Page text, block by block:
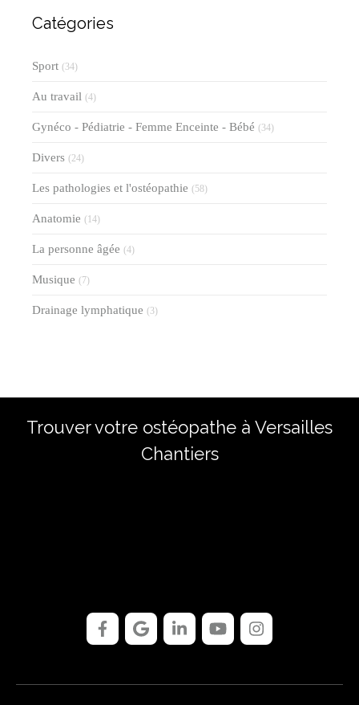
Catégories
Sport (34)
Au travail (4)
Gynéco - Pédiatrie - Femme Enceinte - Bébé (34)
Divers (24)
Les pathologies et l'ostéopathie (58)
Anatomie (14)
La personne âgée (4)
Musique (7)
Drainage lymphatique (3)
Trouver votre ostéopathe à Versailles
Chantiers